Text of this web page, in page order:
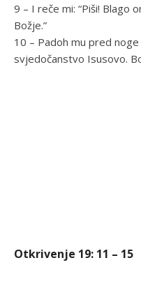
9 – I reče mi: “Piši! Blago
Božje.”
10 – Padoh mu pred
svjedočanstvo Isusovo.
Otkrivenje 19: 11 – 15